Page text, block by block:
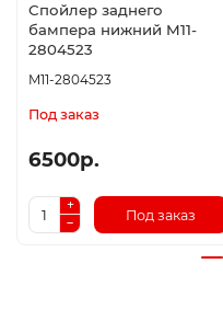
Спойлер заднего
бампера нижний M11-
2804523
M11-2804523
Под заказ
6500р.
Под заказ